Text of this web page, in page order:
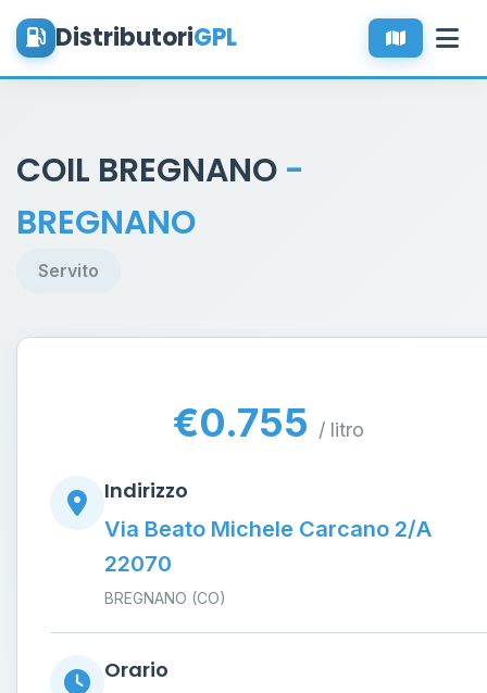
DistributoriGPL
COIL BREGNANO -
BREGNANO
Servito
€0.755 / litro
Indirizzo
Via Beato Michele Carcano 2/A
22070
BREGNANO (CO)
Orario